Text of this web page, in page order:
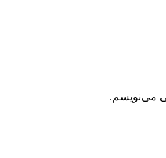
می‌نویسم.